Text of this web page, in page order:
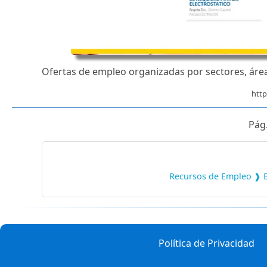
Ofertas de empleo organizadas por sectores,
Recursos de Empleo ❱
Política de Privacidad